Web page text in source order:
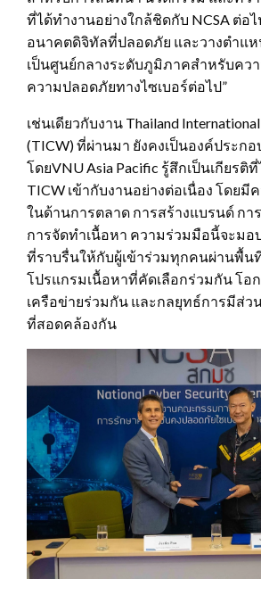
ที่ได้ทำงานอย่างใกล้ชิดกับ NCSA ต่อ
อนาคตดิจิทัลที่ปลอดภัย และวางตำแห
เป็นศูนย์กลางระดับภูมิภาคสำหรับคว
ความปลอดภัยทางไซเบอร์ต่อไป”
เช่นเดียวกับงาน Thailand
(TICW) ที่ผ่านมา ยังคงเป็นองค์ประก
โดยVNU Asia Pacific รู้สึกเป็นเกียรติ
TICW เข้ากับงานอย่างต่อเนื่อง โดยมี
ในด้านการตลาด การสร้างแบรนด์ กา
การจัดทำเนื้อหา ความร่วมมือนี้จะม
ที่ราบรื่นให้กับผู้เข้าร่วมทุกคนผ่านพื้น
โปรแกรมเนื้อหาที่คัดเลือกร่วมกัน โอ
เครือข่ายร่วมกัน และกลยุทธ์การมีส่ว
ที่สอดคล้องกัน